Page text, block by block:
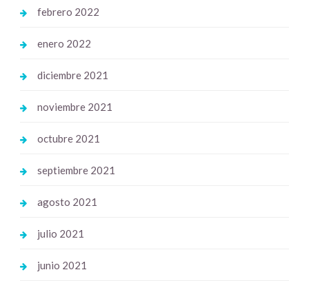
febrero 2022
enero 2022
diciembre 2021
noviembre 2021
octubre 2021
septiembre 2021
agosto 2021
julio 2021
junio 2021